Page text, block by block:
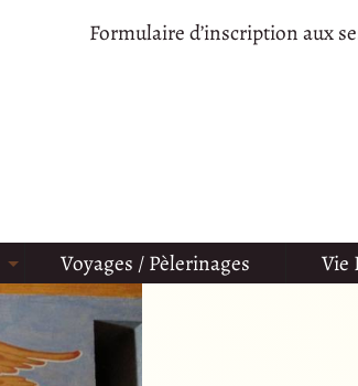
Formulaire d’inscription aux
Voyages / Pèlerinages Vie